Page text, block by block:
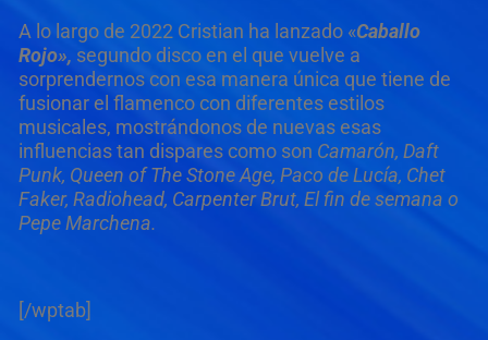
A lo largo de 2022 Cristian ha lanzado «Caballo
Rojo», segundo disco en el que vuelve a
sorprendernos con esa manera única que tiene de
fusionar el flamenco con diferentes estilos
musicales, mostrándonos de nuevas esas
influencias tan dispares como son Camarón, Daft
Punk, Queen of The Stone Age, Paco de Lucía, Chet
Faker, Radiohead, Carpenter Brut, El fin de semana o
Pepe Marchena.
[/wptab]